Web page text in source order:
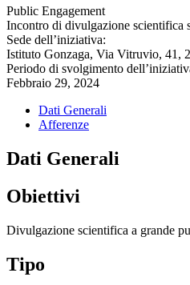
Public Engagement
Incontro di divulgazione scientifica
Sede dell’iniziativa:
Istituto Gonzaga, Via Vitruvio, 41,
Periodo di svolgimento
Febbraio 29, 2024
Dati Generali
Afferenze
Dati Generali
Obiettivi
Divulgazione scientifica a grande
Tipo